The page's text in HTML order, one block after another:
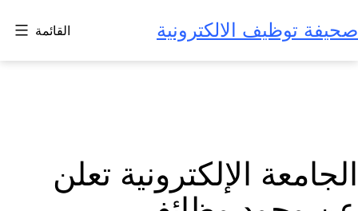
إلى
المحتوى
صحيفة توظيف الالكترونية القائمة
الجامعة الإلكترونية تعلن